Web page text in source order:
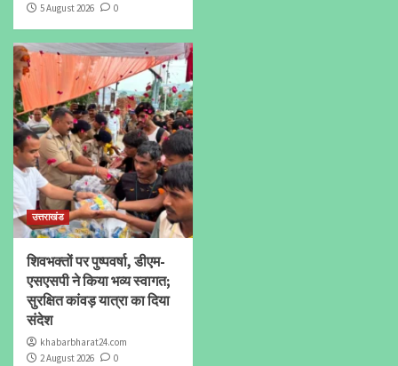
5 August 2026 0
उत्तराखंड
शिवभक्तों पर पुष्पवर्षा, डीएम-
एसएसपी ने किया भव्य स्वागत;
सुरक्षित कांवड़ यात्रा का दिया
संदेश
khabarbharat24.com
2 August 2026
0